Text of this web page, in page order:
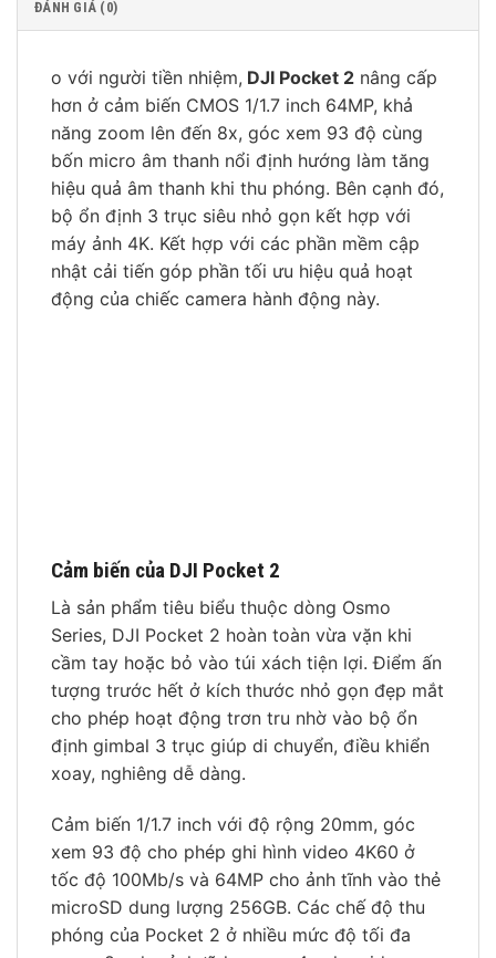
ĐÁNH GIÁ (0)
o với người tiền nhiệm, DJI Pocket 2 nâng cấp
hơn ở cảm biến CMOS 1/1.7 inch 64MP, khả
năng zoom lên đến 8x, góc xem 93 độ cùng
bốn micro âm thanh nổi định hướng làm tăng
hiệu quả âm thanh khi thu phóng. Bên cạnh đó,
bộ ổn định 3 trục siêu nhỏ gọn kết hợp với
máy ảnh 4K. Kết hợp với các phần mềm cập
nhật cải tiến góp phần tối ưu hiệu quả hoạt
động của chiếc camera hành động này.
Cảm biến của DJI Pocket 2
Là sản phẩm tiêu biểu thuộc dòng Osmo
Series, DJI Pocket 2 hoàn toàn vừa vặn khi
cầm tay hoặc bỏ vào túi xách tiện lợi. Điểm ấn
tượng trước hết ở kích thước nhỏ gọn đẹp mắt
cho phép hoạt động trơn tru nhờ vào bộ ổn
định gimbal 3 trục giúp di chuyển, điều khiển
xoay, nghiêng dễ dàng.
Cảm biến 1/1.7 inch với độ rộng 20mm, góc
xem 93 độ cho phép ghi hình video 4K60 ở
tốc độ 100Mb/s và 64MP cho ảnh tĩnh vào thẻ
microSD dung lượng 256GB. Các chế độ thu
phóng của Pocket 2 ở nhiều mức độ tối đa